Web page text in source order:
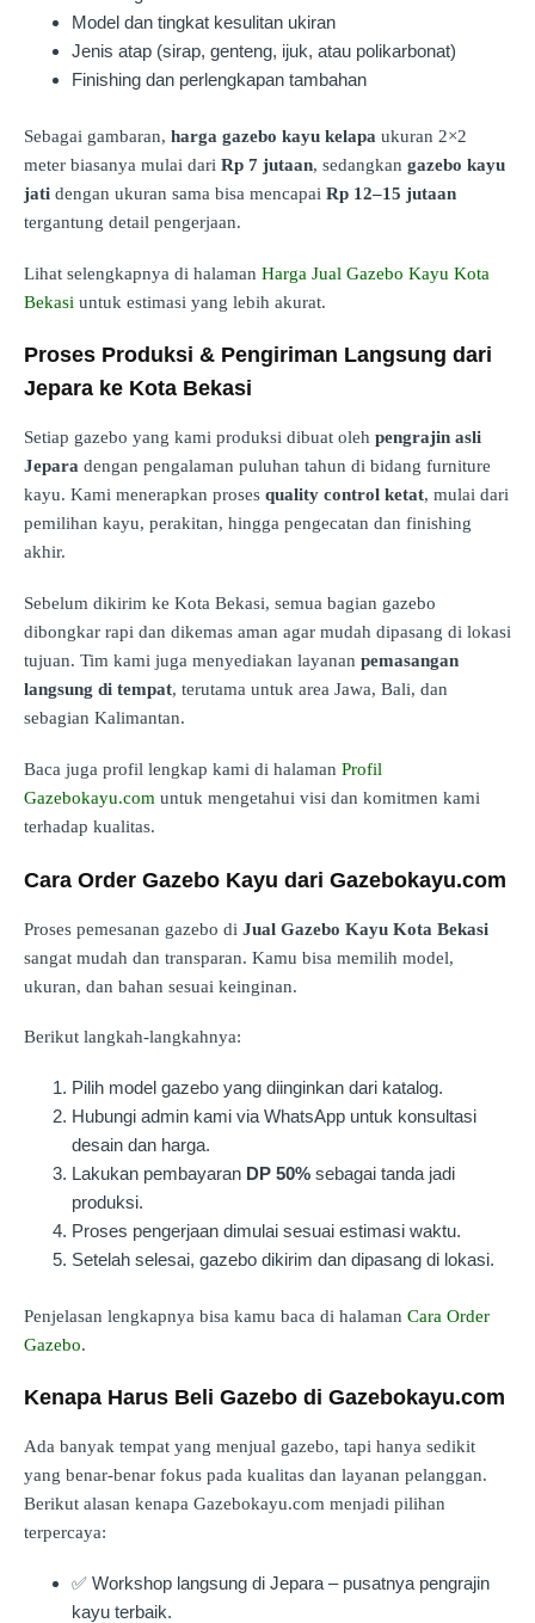
Model dan tingkat kesulitan ukiran
Jenis atap (sirap, genteng, ijuk, atau polikarbonat)
Finishing dan perlengkapan tambahan
Sebagai gambaran, harga gazebo kayu kelapa ukuran 2×2
meter biasanya mulai dari Rp 7 jutaan, sedangkan gazebo kayu
jati dengan ukuran sama bisa mencapai Rp 12–15 jutaan
tergantung detail pengerjaan.
Lihat selengkapnya di halaman Harga Jual Gazebo Kayu Kota
Bekasi untuk estimasi yang lebih akurat.
Proses Produksi & Pengiriman Langsung dari
Jepara ke Kota Bekasi
Setiap gazebo yang kami produksi dibuat oleh pengrajin asli
Jepara dengan pengalaman puluhan tahun di bidang furniture
kayu. Kami menerapkan proses quality control ketat, mulai dari
pemilihan kayu, perakitan, hingga pengecatan dan finishing
akhir.
Sebelum dikirim ke Kota Bekasi, semua bagian gazebo
dibongkar rapi dan dikemas aman agar mudah dipasang di lokasi
tujuan. Tim kami juga menyediakan layanan pemasangan
langsung di tempat, terutama untuk area Jawa, Bali, dan
sebagian Kalimantan.
Baca juga profil lengkap kami di halaman Profil
Gazebokayu.com untuk mengetahui visi dan komitmen kami
terhadap kualitas.
Cara Order Gazebo Kayu dari Gazebokayu.com
Proses pemesanan gazebo di Jual Gazebo Kayu Kota Bekasi
sangat mudah dan transparan. Kamu bisa memilih model,
ukuran, dan bahan sesuai keinginan.
Berikut langkah-langkahnya:
Pilih model gazebo yang diinginkan dari katalog.
Hubungi admin kami via WhatsApp untuk konsultasi
desain dan harga.
Lakukan pembayaran DP 50% sebagai tanda jadi
produksi.
Proses pengerjaan dimulai sesuai estimasi waktu.
Setelah selesai, gazebo dikirim dan dipasang di lokasi.
Penjelasan lengkapnya bisa kamu baca di halaman Cara Order
Gazebo.
Kenapa Harus Beli Gazebo di Gazebokayu.com
Ada banyak tempat yang menjual gazebo, tapi hanya sedikit
yang benar-benar fokus pada kualitas dan layanan pelanggan.
Berikut alasan kenapa Gazebokayu.com menjadi pilihan
terpercaya:
✅ Workshop langsung di Jepara – pusatnya pengrajin
kayu terbaik.